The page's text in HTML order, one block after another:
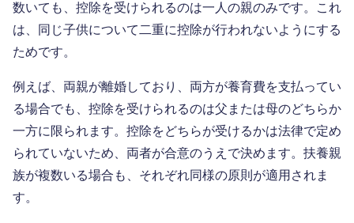
数いても、控除を受けられるのは一人の親のみです。これ
は、同じ子供について二重に控除が行われないようにする
ためです。
例えば、両親が離婚しており、両方が養育費を支払ってい
る場合でも、控除を受けられるのは父または母のどちらか
一方に限られます。控除をどちらが受けるかは法律で定め
られていないため、両者が合意のうえで決めます。扶養親
族が複数いる場合も、それぞれ同様の原則が適用されま
す。